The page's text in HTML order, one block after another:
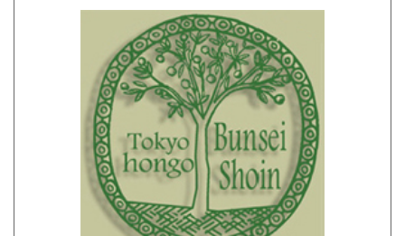
250円 福井県
250円 長野県
250円 静岡県
250円 三重県
250円 京都府
250円 兵庫県